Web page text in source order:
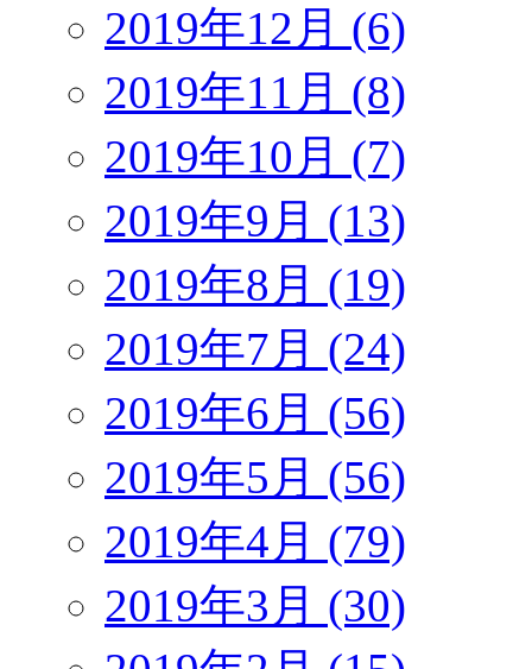
2019年12月 (6)
2019年11月 (8)
2019年10月 (7)
2019年9月 (13)
2019年8月 (19)
2019年7月 (24)
2019年6月 (56)
2019年5月 (56)
2019年4月 (79)
2019年3月 (30)